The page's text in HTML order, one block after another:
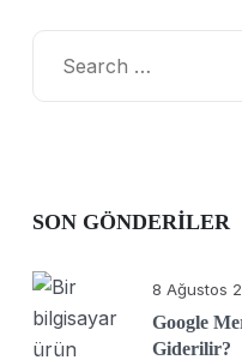
SON GÖNDERILER
8 Ağustos
Google
Giderilir?